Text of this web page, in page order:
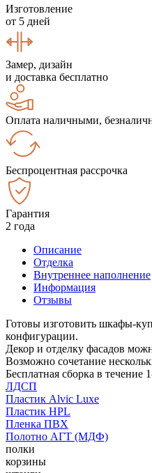
Изготовление
от 5 дней
Замер, дизайн
и доставка бесплатно
Оплата наличными,
Беспроцентная рассрочка
Гарантия
2 года
Описание
Отделка
Внутреннее наполнение
Информация
Отзывы
Готовы изготовить шкафы-
конфигурации.
Декор и отделку фасадов
Возможно сочетание
Бесплатная сборка в течение
ЛДСП
Пластик Alvic Luxe
Пластик HPL
Пленка ПВХ
Полотно АГТ (МДФ)
полки
корзины